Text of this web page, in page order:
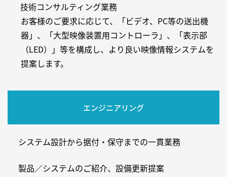
技術コンサルティング業務
お客様のご要求に応じて、「ビデオ、PC等の送出機
器」、「大型映像装置用コントローラ」、「表示部
（LED）」等を構成し、より良い映像情報システムを
提案します。
エンジニアリング
システム設計から据付・保守までの一貫業務
製品／システムのご紹介、設備更新提案